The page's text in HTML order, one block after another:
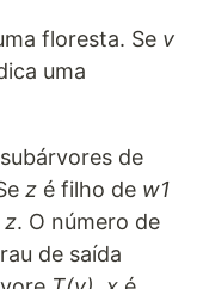
floresta. Se v
uma
de
z é filho de w1
z. O número de
de saída